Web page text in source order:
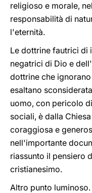
religioso e morale,
responsabilità di
l'eternità.
Le dottrine fautrici di
negatrici di Dio e
dottrine che
esaltano
uomo, con pericolo
sociali, è dalla
coraggiosa e
nell'importante
riassunto il pensiero
cristianesimo.
Altro punto luminoso.